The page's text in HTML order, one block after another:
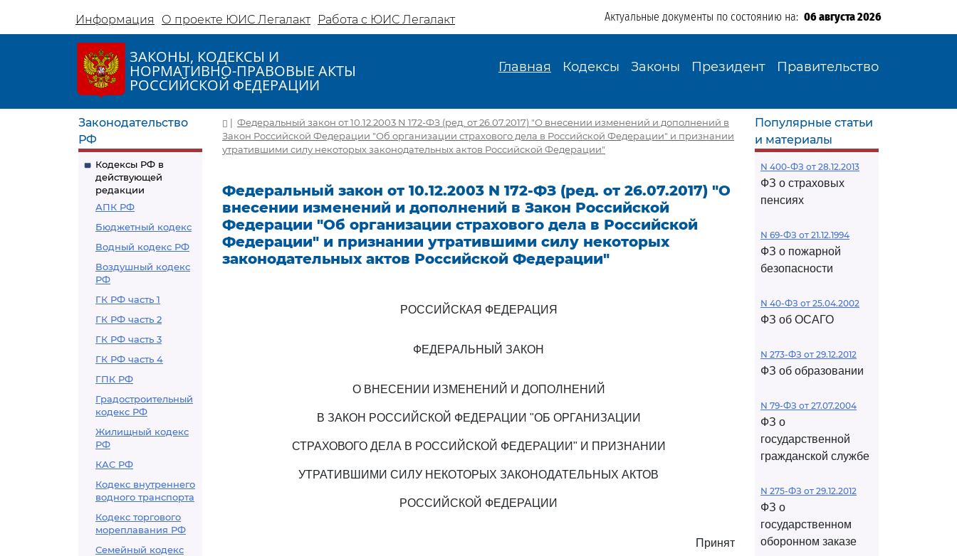
Информация О проекте ЮИС Легалакт Работа с ЮИС Легалакт Актуальные документы по состоянию на: 06 августа 2026
ЗАКОНЫ, КОДЕКСЫ И
НОРМАТИВНО-ПРАВОВЫЕ АКТЫ
РОССИЙСКОЙ ФЕДЕРАЦИИ
Главная Кодексы Законы Президент Правительство
Законодательство
РФ
Кодексы РФ в
действующей
редакции
АПК РФ
Бюджетный кодекс
Водный кодекс РФ
Воздушный кодекс
РФ
ГК РФ часть 1
ГК РФ часть 2
ГК РФ часть 3
ГК РФ часть 4
ГПК РФ
Градостроительный
кодекс РФ
Жилищный кодекс
РФ
КАС РФ
Кодекс внутреннего
водного транспорта
Кодекс торгового
мореплавания РФ
Семейный кодекс
| Федеральный закон от 10.12.2003 N 172-ФЗ (ред. от 26.07.2017) "О внесении изменений и дополнений в
Закон Российской Федерации "Об организации страхового дела в Российской Федерации" и признании
утратившими силу некоторых законодательных актов Российской Федерации"
Федеральный закон от 10.12.2003 N 172-ФЗ (ред. от 26.07.2017) "О
внесении изменений и дополнений в Закон Российской
Федерации "Об организации страхового дела в Российской
Федерации" и признании утратившими силу некоторых
законодательных актов Российской Федерации"
РОССИЙСКАЯ ФЕДЕРАЦИЯ
ФЕДЕРАЛЬНЫЙ ЗАКОН
О ВНЕСЕНИИ ИЗМЕНЕНИЙ И ДОПОЛНЕНИЙ
В ЗАКОН РОССИЙСКОЙ ФЕДЕРАЦИИ "ОБ ОРГАНИЗАЦИИ
СТРАХОВОГО ДЕЛА В РОССИЙСКОЙ ФЕДЕРАЦИИ" И ПРИЗНАНИИ
УТРАТИВШИМИ СИЛУ НЕКОТОРЫХ ЗАКОНОДАТЕЛЬНЫХ АКТОВ
РОССИЙСКОЙ ФЕДЕРАЦИИ
Принят
Популярные статьи
и материалы
N 400-ФЗ от 28.12.2013
ФЗ о страховых
пенсиях
N 69-ФЗ от 21.12.1994
ФЗ о пожарной
безопасности
N 40-ФЗ от 25.04.2002
ФЗ об ОСАГО
N 273-ФЗ от 29.12.2012
ФЗ об образовании
N 79-ФЗ от 27.07.2004
ФЗ о
государственной
гражданской службе
N 275-ФЗ от 29.12.2012
ФЗ о
государственном
оборонном заказе